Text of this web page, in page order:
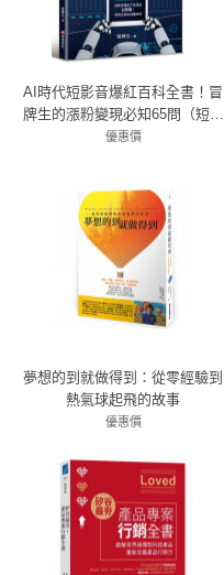
AI時代短影音爆紅百科全書！冒
牌生的漲粉變現必知65問（短影
音爆紅不是運氣，是技術！）
優惠價
夢想的到就做得到：從零經驗到
熱氣球起飛的故事
優惠價